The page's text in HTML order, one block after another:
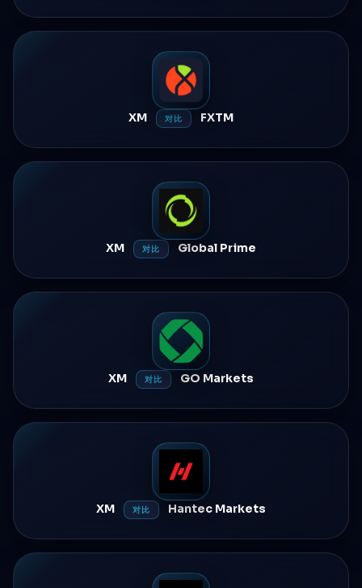
XM 对比 FXTM
XM 对比 Global Prime
XM 对比 GO Markets
XM 对比 Hantec Markets